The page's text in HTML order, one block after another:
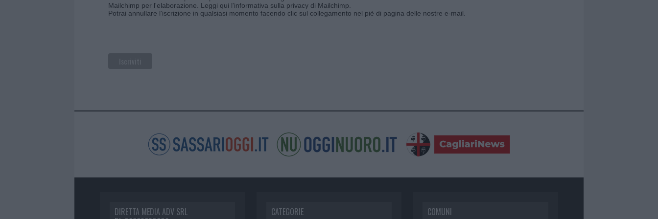
Mailchimp per l'elaborazione. Leggi qui l'informativa sulla privacy di Mailchimp
Potrai annullare l'iscrizione in qualsiasi momento facendo clic sul collegamento nel piè di pagina delle nostre e-mail.
DIRETTA MEDIA ADV SRL
CATEGORIE COMUNI